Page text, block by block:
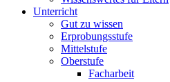
Unterricht
Gut zu wissen
Erprobungsstufe
Mittelstufe
Oberstufe
Facharbeit